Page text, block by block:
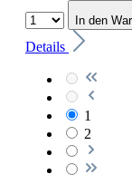
In den
Details
1
2